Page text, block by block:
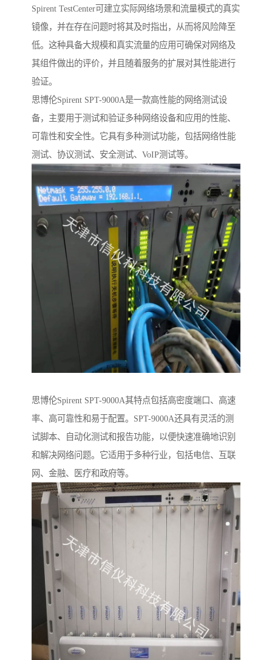
Spirent TestCenter可建立实际网络场景和流量模式的真实
镜像，并在存在问题时将其及时指出，从而将风险降至
低。这种具备大规模和真实流量的应用可确保对网络及
其组件做出的评价，并且随着服务的扩展对其性能进行
验证。
思博伦Spirent SPT-9000A是一款高性能的网络测试设
备，主要用于测试和验证多种网络设备和应用的性能、
可靠性和安全性。它具有多种测试功能，包括网络性能
测试、协议测试、安全测试、VoIP测试等。
思博伦Spirent SPT-9000A其特点包括高密度端口、高速
率、高可靠性和易于配置。SPT-9000A还具有灵活的测
试脚本、自动化测试和报告功能，以便快速准确地识别
和解决网络问题。它适用于多种行业，包括电信、互联
网、金融、医疗和政府等。